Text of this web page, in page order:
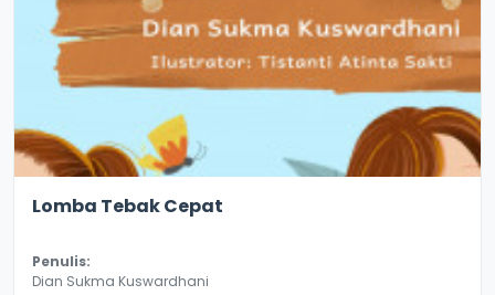
Lomba Tebak Cepat
Penulis:
Dian Sukma Kuswardhani